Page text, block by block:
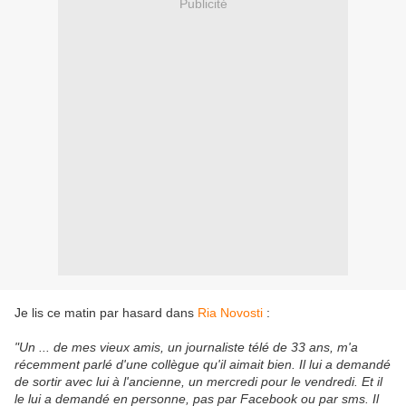
Publicité
Je lis ce matin par hasard dans Ria Novosti :
"Un ... de mes vieux amis, un journaliste télé de 33 ans, m'a
récemment parlé d'une collègue qu'il aimait bien. Il lui a demandé
de sortir avec lui à l'ancienne, un mercredi pour le vendredi. Et il
le lui a demandé en personne, pas par Facebook ou par sms. Il